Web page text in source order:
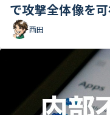
で攻撃全体像を
西田